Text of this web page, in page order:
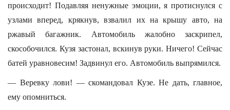
происходит! Подавляя ненужные эмоции, я протиснулся с
узлами вперед, крякнув, взвалил их на крышу авто, на
ржавый багажник. Автомобиль жалобно заскрипел,
скособочился. Кузя застонал, вскинув руки. Ничего! Сейчас
батей уравновесим! Задвинул его. Автомобиль выпрямился.
— Веревку лови! — скомандовал Кузе. Не дать, главное,
ему опомниться.